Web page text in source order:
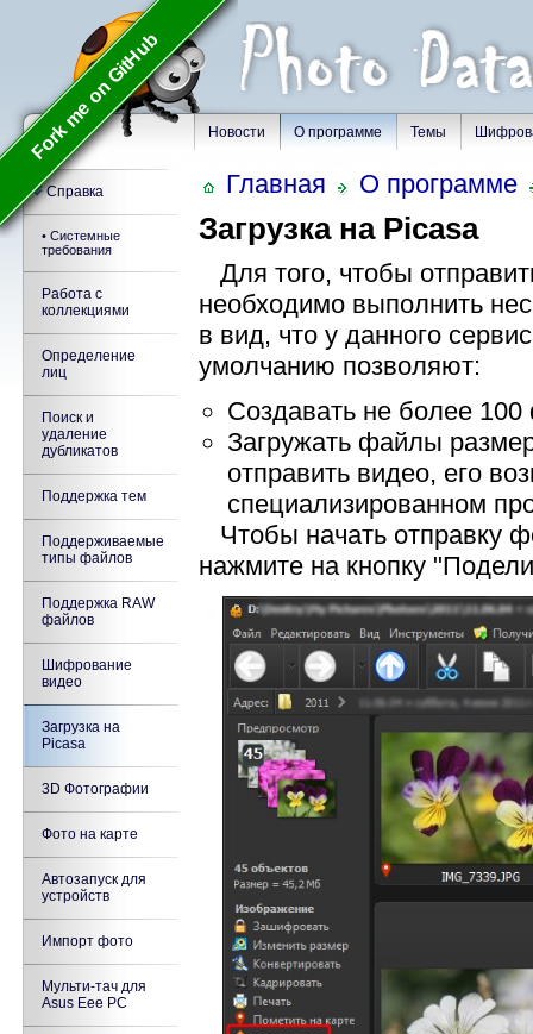
Fork me on GitHub Новости О программе Темы
Справка
• Системные
требования
Работа с
коллекциями
Определение
лиц
Поиск и
удаление
дубликатов
Поддержка тем
Поддерживаемые
типы файлов
Поддержка RAW
файлов
Шифрование
видео
Загрузка на
Picasa
3D Фотографии
Фото на карте
Автозапуск для
устройств
Импорт фото
Мульти-тач для
Asus Eee PC
Главная О программе
Загрузка на Picasa
Для того, чтобы
необходимо выполнить
в вид, что у данного
умолчанию позволяют:
Создавать не более
Загружать файлы
отправить видео, его
специализированном
Чтобы начать отправку
нажмите на кнопку